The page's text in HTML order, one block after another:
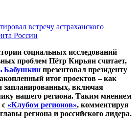
социальных исследований
проблем Пётр Кирьян считает,
Бабушкин презентовал президенту
итог проектов – как
запланированных, включая
нашего региона. Таким мнением
с «Клубом регионов», комментируя
главы региона и российского лидера.